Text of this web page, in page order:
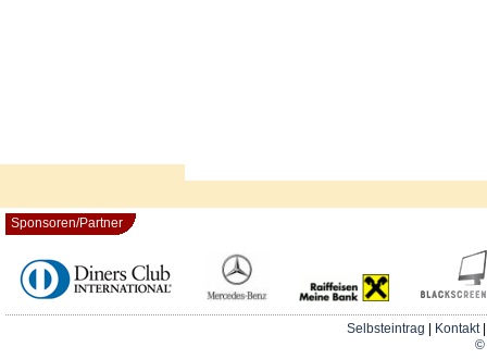
Sponsoren/Partner
Selbsteintrag Kontakt
©